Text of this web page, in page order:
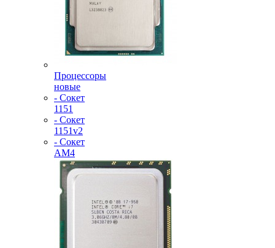
Процессоры
новые
- Сокет
1151
- Сокет
1151v2
- Сокет
AM4